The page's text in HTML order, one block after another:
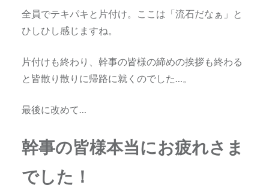
全員でテキパキと片付け。ここは「流石だなぁ」と
ひしひし感じますね。
片付けも終わり、幹事の皆様の締めの挨拶も終わる
と皆散り散りに帰路に就くのでした…。
最後に改めて…
幹事の皆様本当にお疲れさま
でした！